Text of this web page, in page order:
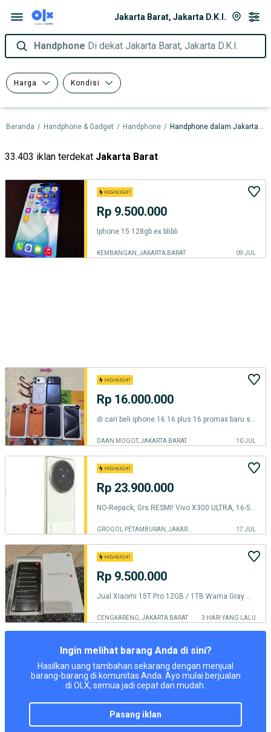
Jakarta Barat, Jakarta D.K.I.
Handphone Di dekat Jakarta Barat, Jakarta D.K.I.
Harga Kondisi
Beranda / Handphone & Gadget / Handphone / Handphone dalam Jakarta D.K.I.
33.403 iklan terdekat Jakarta Barat
Rp 9.500.000
Iphone 15 128gb ex blibli
KEMBANGAN, JAKARTA BARAT 09 JUL
Rp 16.000.000
DAAN MOGOT, JAKARTA BARAT 10 JUL
Rp 23.900.000
17 JUL
Rp 9.500.000
CENGKARENG, JAKARTA BARAT 3 HARI YANG LALU
Ingin melihat barang Anda di sini?
Hasilkan uang tambahan sekarang dengan menjual
barang-barang di komunitas Anda. Ayo mulai berjualan
di OLX, semua jadi cepat dan mudah.
pasang iklan